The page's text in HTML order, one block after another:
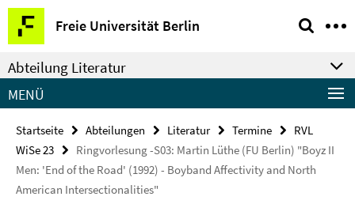
Springe
direkt
zu
Inhalt
Freie Universität Berlin
Service-
Navigation
Abteilung Literatur
MENÜ
Startseite Abteilungen Literatur Termine
RVL
WiSe 23
Ringvorlesung -S03: Martin Lüthe (FU Berlin) "Boyz II
Men: 'End of the Road' (1992) - Boyband Affectivity and North
American Intersectionalities"